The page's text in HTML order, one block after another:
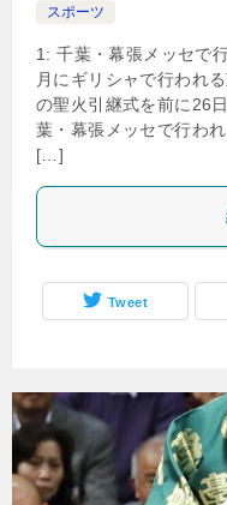
スポーツ
1: 千葉・幕張メッセで
月にギリシャで行われ
の聖火引継式を前に26
葉・幕張メッセで行わ
[…]
Tweet